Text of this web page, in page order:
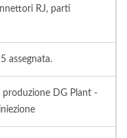
RJ, parti
assegnata.
produzione DG Plant -